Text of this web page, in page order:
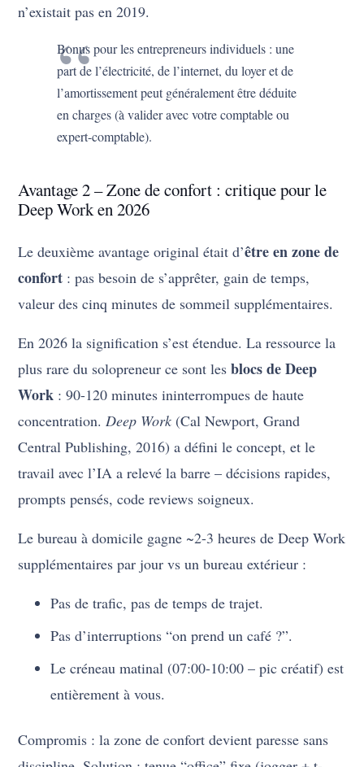
n’existait pas en 2019.
Bonus pour les entrepreneurs individuels : une
part de l’électricité, de l’internet, du loyer et de
l’amortissement peut généralement être déduite
en charges (à valider avec votre comptable ou
expert-comptable).
Avantage 2 – Zone de confort : critique pour le
Deep Work en 2026
Le deuxième avantage original était d’être en zone de
confort : pas besoin de s’apprêter, gain de temps,
valeur des cinq minutes de sommeil supplémentaires.
En 2026 la signification s’est étendue. La ressource la
plus rare du solopreneur ce sont lesblocs de Deep
Work : 90-120 minutes ininterrompues de haute
concentration. Deep Work (Cal Newport, Grand
Central Publishing, 2016) a défini le concept, et le
travail avec l’IA a relevé la barre – décisions rapides,
prompts pensés, code reviews soigneux.
Le bureau à domicile gagne ~2-3 heures de Deep Work
supplémentaires par jour vs un bureau extérieur :
Pas de trafic, pas de temps de trajet.
Pas d’interruptions “on prend un café ?”.
Le créneau matinal (07:00-10:00 – pic créatif) est
entièrement à vous.
Compromis : la zone de confort devient paresse sans